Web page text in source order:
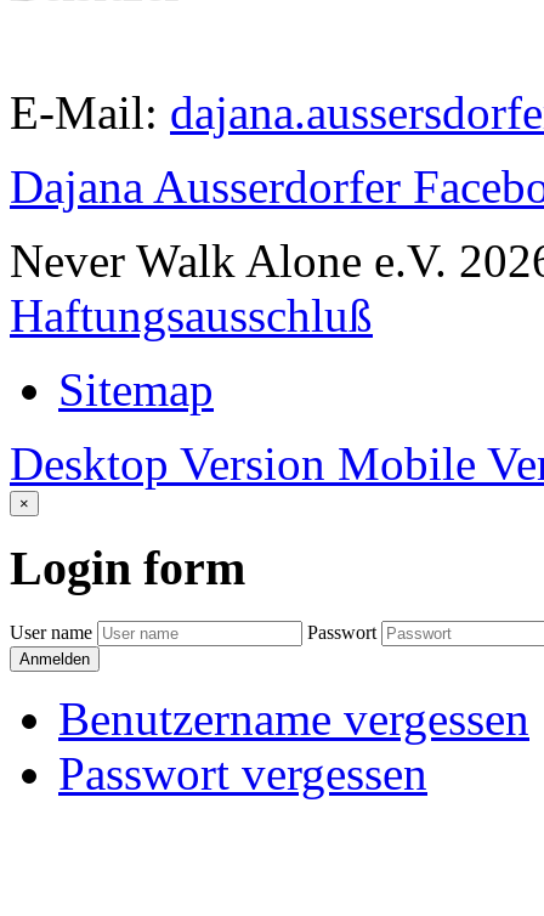
E-Mail:
Dajana Ausserdorfer
Never Walk Alone e.V.
Haftungsausschluß
Sitemap
Desktop Version Mobile
×
Login form
User name Passwort
Anmelden
Benutzername vergessen
Passwort vergessen